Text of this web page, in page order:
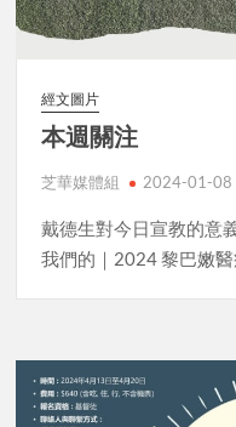
經文圖片
本週關注
芝華媒體組 2024-01-08
戴德生對今日宣教的意
我們的｜2024 黎巴嫩